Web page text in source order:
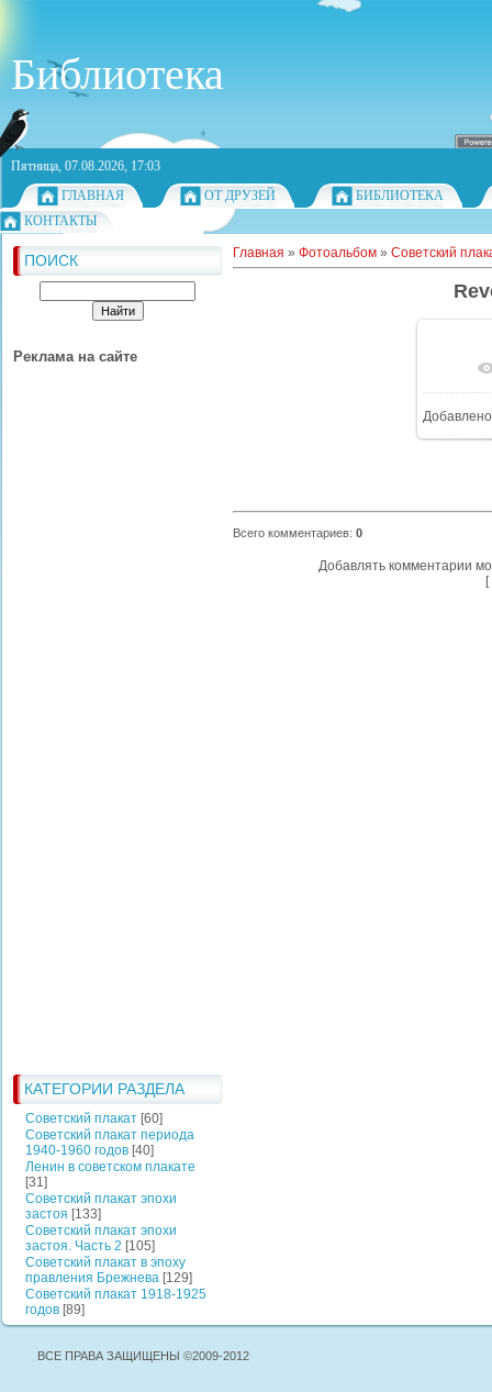
Библиотека
Пятница, 07.08.2026, 17:03
ГЛАВНАЯ
ОТ ДРУЗЕЙ
БИБЛИОТЕКА
КОНТАКТЫ
ПОИСК
Реклама на сайте
КАТЕГОРИИ РАЗДЕЛА
Советский плакат [60]
Советский плакат периода
1940-1960 годов [40]
Ленин в советском плакате
[31]
Советский плакат эпохи
застоя [133]
Советский плакат эпохи
застоя. Часть 2 [105]
Советский плакат в эпоху
правления Брежнева [129]
Советский плакат 1918-1925
годов [89]
Главная » Фотоальбом » Советский
Добавлено
Всего комментариев: 0
Добавлять комментарии
[
ВСЕ ПРАВА ЗАЩИЩЕНЫ ©2009-2012